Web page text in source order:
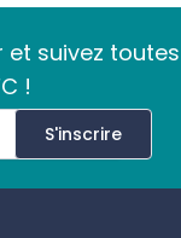
suivez toutes
!
S'inscrire